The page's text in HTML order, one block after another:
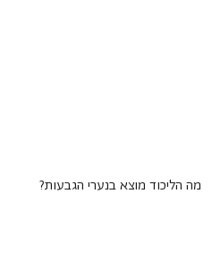
מה הליכוד מוצא בנערי הגבעות?